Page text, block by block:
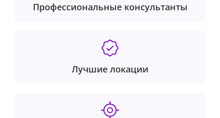
Профессиональные консультанты
Лучшие локации